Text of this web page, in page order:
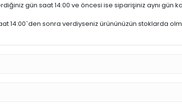
gün saat 14:00 ve öncesi ise siparişiniz aynı gün
14:00`den sonra verdiyseniz ürününüzün stoklarda